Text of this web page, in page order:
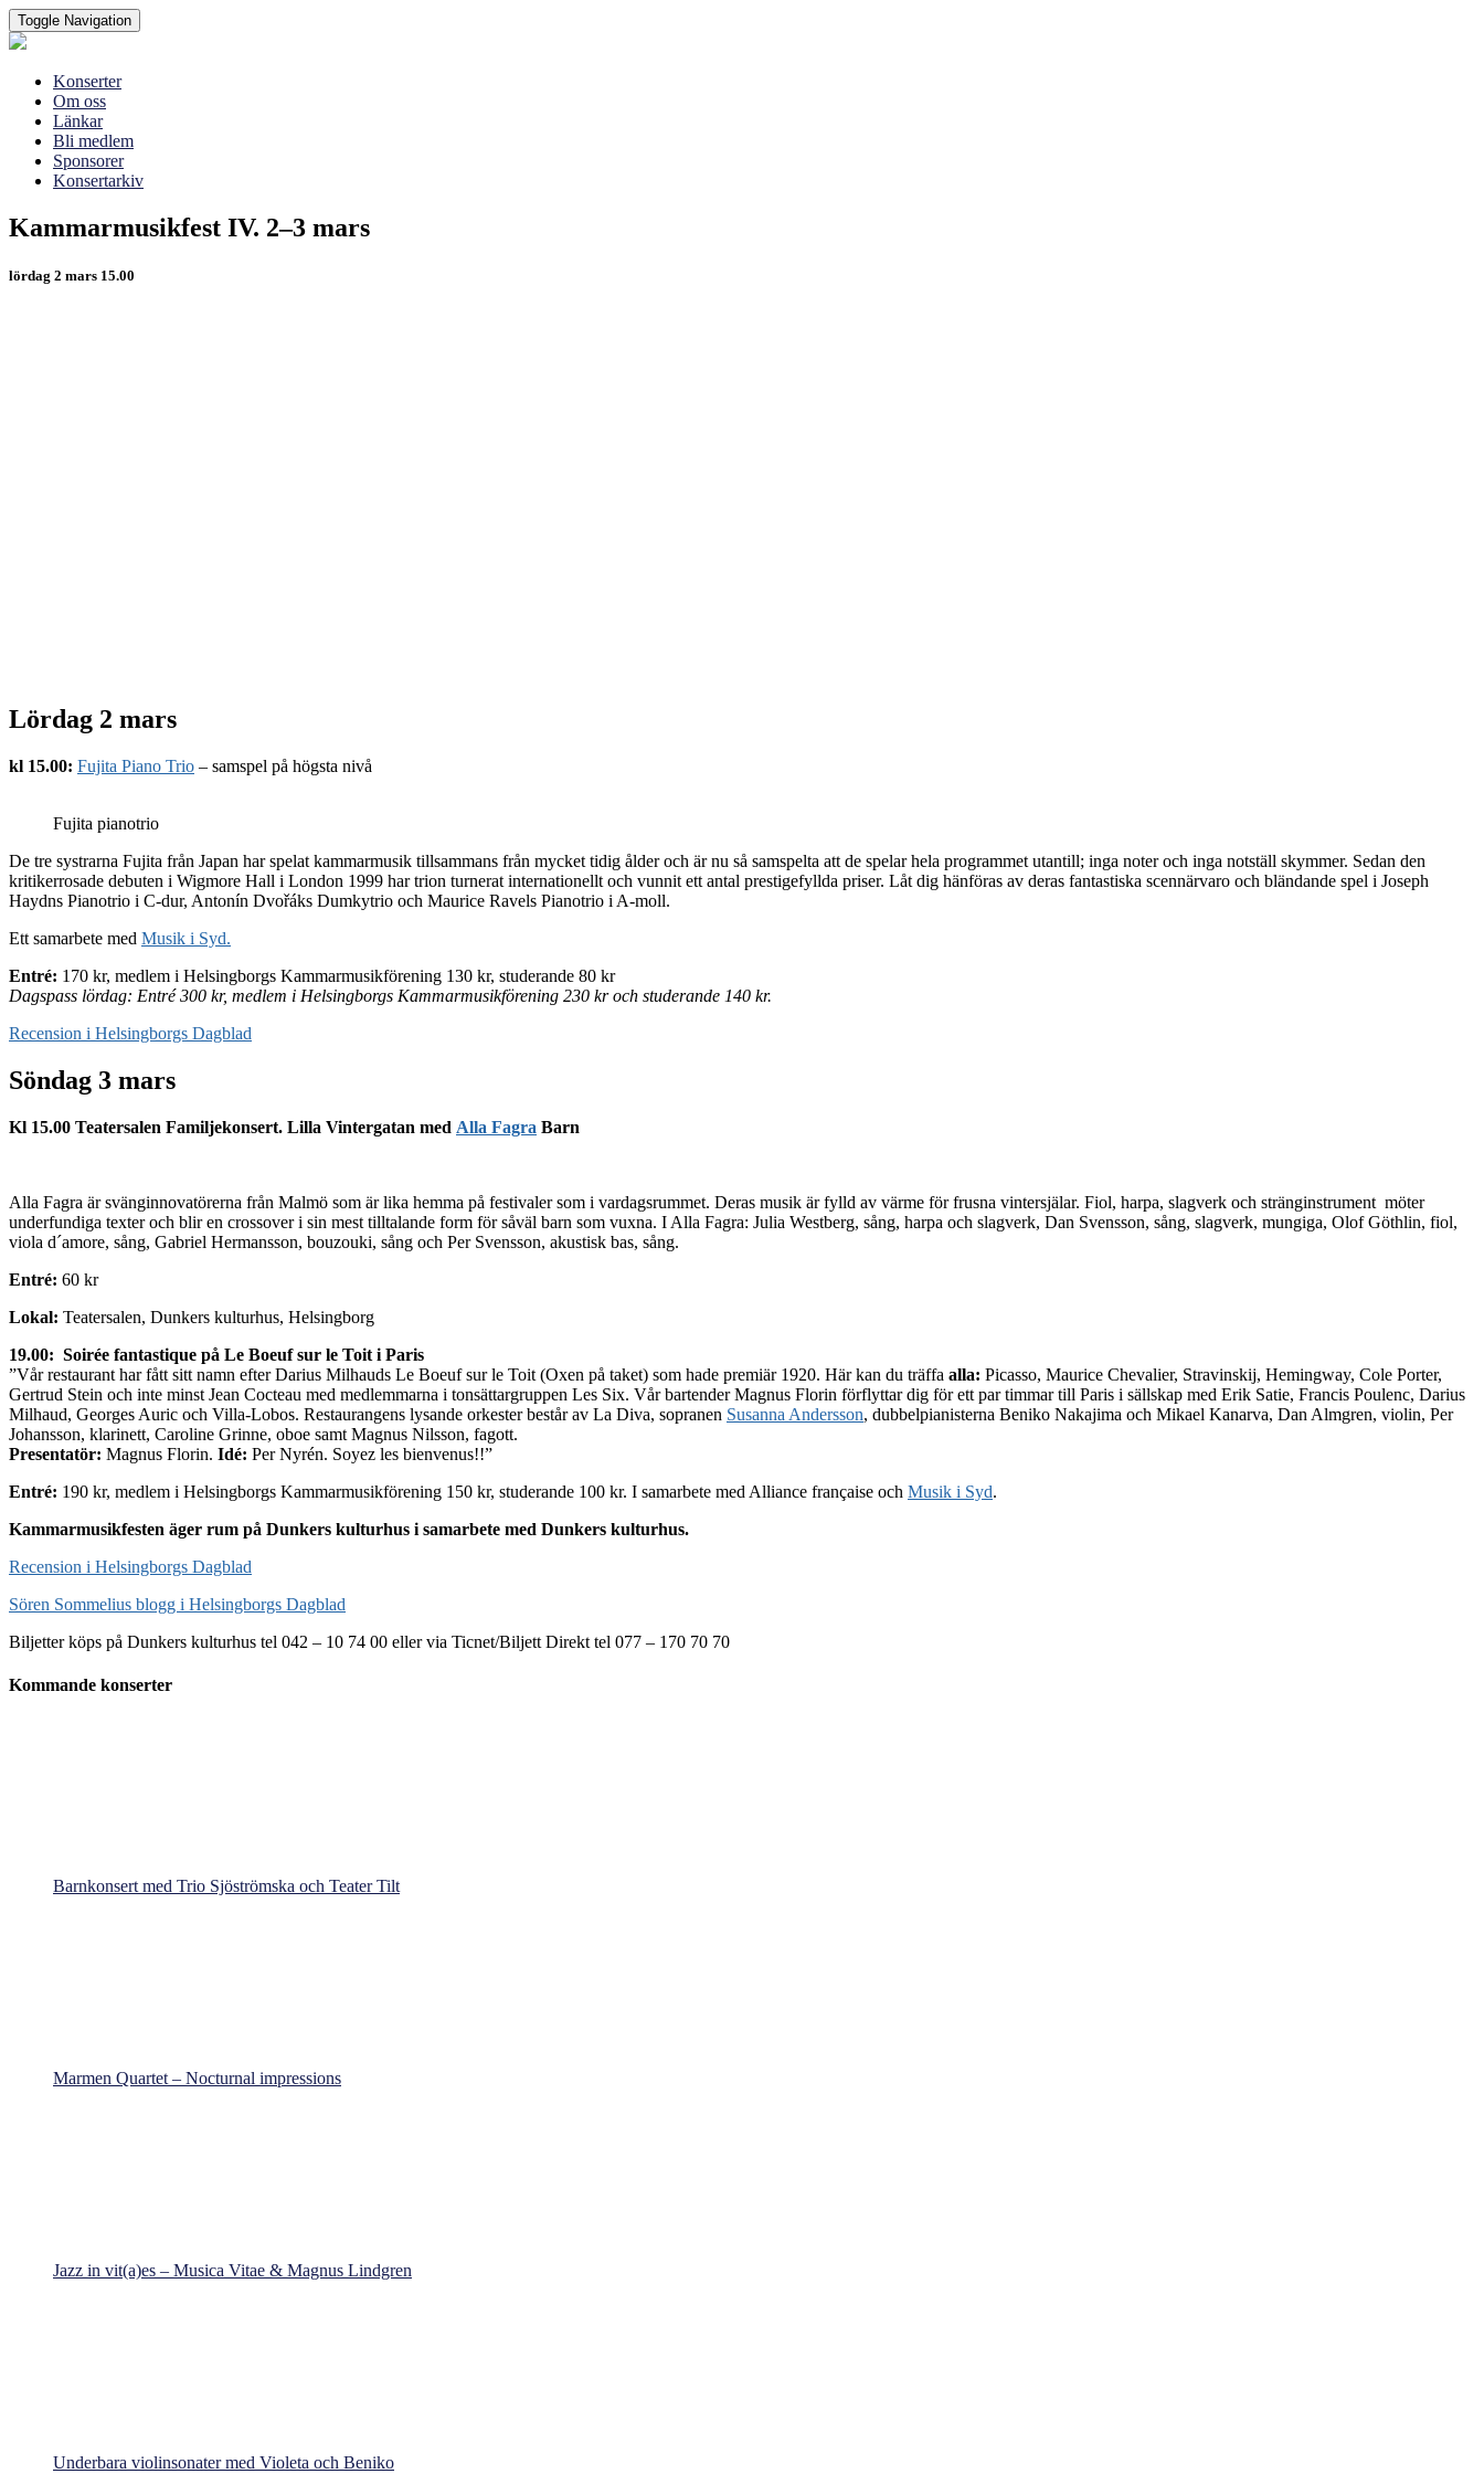
Toggle Navigation
Konserter
Om oss
Länkar
Bli medlem
Sponsorer
Konsertarkiv
Kammarmusikfest
IV.
3
Kammarmusikfest IV. 2–3 mars
lördag 2 mars 15.00
Lördag 2 mars
kl 15.00: Fujita Piano Trio – samspel på högsta nivå
Fujita pianotrio
De tre systrarna Fujita från Japan har spelat kammarmusik tillsammans från mycket tidig ålder och är nu så samspelta att de spelar hela programmet utantill; inga noter och inga notställ skymmer. Sedan den
kritikerrosade debuten i Wigmore Hall i London 1999 har trion turnerat internationellt och vunnit ett antal prestigefyllda priser. Låt dig hänföras av deras fantastiska scennärvaro och bländande spel i Joseph
Haydns Pianotrio i C-dur, Antonín Dvořáks Dumkytrio och Maurice Ravels Pianotrio i A-moll.
Ett samarbete med Musik i Syd.
Entré: 170 kr, medlem i Helsingborgs Kammarmusikförening 130 kr, studerande 80 kr
Dagspass lördag: Entré 300 kr, medlem i Helsingborgs Kammarmusikförening 230 kr och studerande 140 kr.
Recension i Helsingborgs Dagblad
Söndag 3 mars
Kl 15.00 Teatersalen Familjekonsert. Lilla Vintergatan med Alla Fagra Barn
Alla Fagra är svänginnovatörerna från Malmö som är lika hemma på festivaler som i vardagsrummet. Deras musik är fylld av värme för frusna vintersjälar. Fiol, harpa, slagverk och stränginstrument möter
underfundiga texter och blir en crossover i sin mest tilltalande form för såväl barn som vuxna. I Alla Fagra: Julia Westberg, sång, harpa och slagverk, Dan Svensson, sång, slagverk, mungiga, Olof Göthlin, fiol,
viola d´amore, sång, Gabriel Hermansson, bouzouki, sång och Per Svensson, akustisk bas, sång.
Entré: 60 kr
Lokal: Teatersalen, Dunkers kulturhus, Helsingborg
19.00: Soirée fantastique på Le Boeuf sur le Toit i Paris
”Vår restaurant har fått sitt namn efter Darius Milhauds Le Boeuf sur le Toit (Oxen på taket) som hade premiär 1920. Här kan du träffa alla: Picasso, Maurice Chevalier, Stravinskij, Hemingway, Cole Porter,
Gertrud Stein och inte minst Jean Cocteau med medlemmarna i tonsättargruppen Les Six. Vår bartender Magnus Florin förflyttar dig för ett par timmar till Paris i sällskap med Erik Satie, Francis Poulenc, Darius
Milhaud, Georges Auric och Villa-Lobos. Restaurangens lysande orkester består av La Diva, sopranen Susanna Andersson, dubbelpianisterna Beniko Nakajima och Mikael Kanarva, Dan Almgren, violin, Per
Johansson, klarinett, Caroline Grinne, oboe samt Magnus Nilsson, fagott.
Presentatör: Magnus Florin. Idé: Per Nyrén. Soyez les bienvenus!!”
Entré: 190 kr, medlem i Helsingborgs Kammarmusikförening 150 kr, studerande 100 kr. I samarbete med Alliance française och Musik i Syd.
Kammarmusikfesten äger rum på Dunkers kulturhus i samarbete med Dunkers kulturhus.
Recension i Helsingborgs Dagblad
Sören Sommelius blogg i Helsingborgs Dagblad
Biljetter köps på Dunkers kulturhus tel 042 – 10 74 00 eller via Ticnet/Biljett Direkt tel 077 – 170 70 70
Kommande konserter
Barnkonsert med Trio Sjöströmska och Teater Tilt
Marmen Quartet – Nocturnal impressions
Jazz in vit(a)es – Musica Vitae & Magnus Lindgren
Underbara violinsonater med Violeta och Beniko